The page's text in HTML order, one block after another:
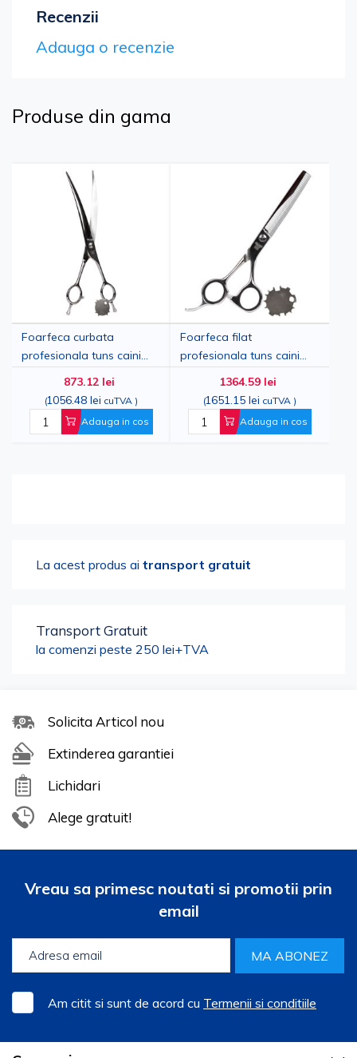
Recenzii
Adauga o recenzie
La acest produs ai transport gratuit
Transport Gratuit
la comenzi peste 250 lei+TVA
Produse din gama
Foarfeca curbata
profesionala tuns caini
873.12 lei
(1056.48 lei cuTVA )
Adauga in cos
Foarfeca filat
profesionala tuns caini
1364.59 lei
(1651.15 lei cuTVA )
Adauga in cos
Solicita Articol nou
Extinderea garantiei
Lichidari
Alege gratuit!
Vreau sa primesc noutati si promotii prin
email
MA ABONEZ
Am citit si sunt de acord cu Termenii si conditiile